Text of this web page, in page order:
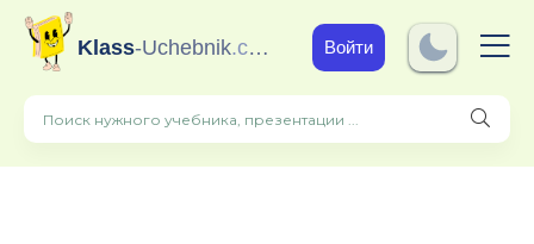
Klass-Uchebnik.com Войти